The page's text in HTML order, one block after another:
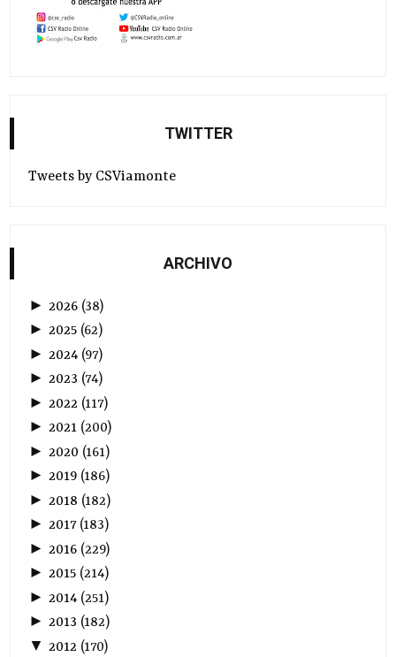
TWITTER
Tweets by CSViamonte
ARCHIVO
► 2026 (38)
►2025 (62)
► 2024 (97)
►2023 (74)
► 2022 (117)
►2021 (200)
► 2020 (161)
►2019 (186)
► 2018 (182)
►2017(183)
► 2016 (229)
►2015 (214)
► 2014 (251)
►2013 (182)
▼ 2012 (170)